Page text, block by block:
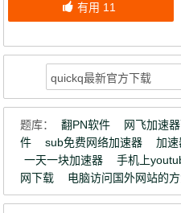
有用 11
题库： 翻PN软件 网飞加速
件
sub免费网络加速器 加
一天一块加速器
手机上
网下载
电脑访问国外网站的